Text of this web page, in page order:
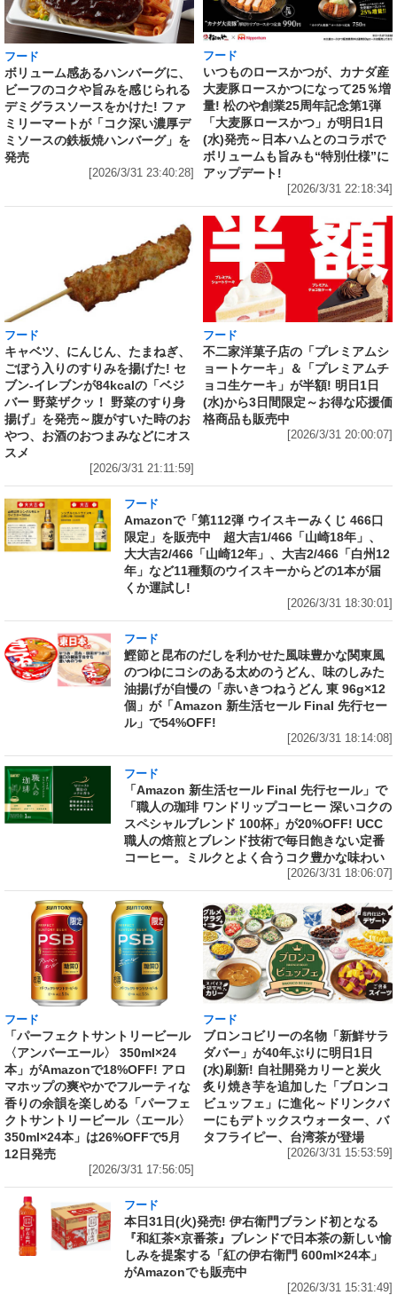
フード
ボリューム感あるハンバーグに、
ビーフのコクや旨みを感じられる
デミグラスソースをかけた! ファ
ミリーマートが「コク深い濃厚デ
ミソースの鉄板焼ハンバーグ」を
発売
[2026/3/31 23:40:28]
フード
いつものロースかつが、カナダ産
大麦豚ロースかつになって25％増
量! 松のや創業25周年記念第1弾
「大麦豚ロースかつ」が明日1日
(水)発売～日本ハムとのコラボで
ボリュームも旨みも“特別仕様”に
アップデート!
[2026/3/31 22:18:34]
フード
キャベツ、にんじん、たまねぎ、
ごぼう入りのすりみを揚げた! セ
ブン‐イレブンが84kcalの「ベジ
バー 野菜ザクッ！ 野菜のすり身
揚げ」を発売～腹がすいた時のお
やつ、お酒のおつまみなどにオス
スメ
[2026/3/31 21:11:59]
フード
不二家洋菓子店の「プレミアムシ
ョートケーキ」＆「プレミアムチ
ョコ生ケーキ」が半額! 明日1日
(水)から3日間限定～お得な応援価
格商品も販売中
[2026/3/31 20:00:07]
フード
Amazonで「第112弾 ウイスキーみくじ 466口
限定」を販売中 超大吉1/466「山崎18年」、
大大吉2/466「山崎12年」、大吉2/466「白州12
年」など11種類のウイスキーからどの1本が届
くか運試し!
[2026/3/31 18:30:01]
フード
鰹節と昆布のだしを利かせた風味豊かな関東風
のつゆにコシのある太めのうどん、味のしみた
油揚げが自慢の「赤いきつねうどん 東 96g×12
個」が「Amazon 新生活セール Final 先行セー
ル」で54%OFF!
[2026/3/31 18:14:08]
フード
「Amazon 新生活セール Final 先行セール」で
「職人の珈琲 ワンドリップコーヒー 深いコクの
スペシャルブレンド 100杯」が20%OFF! UCC
職人の焙煎とブレンド技術で毎日飽きない定番
コーヒー。ミルクとよく合うコク豊かな味わい
[2026/3/31 18:06:07]
フード
「パーフェクトサントリービール
〈アンバーエール〉 350ml×24
本」がAmazonで18%OFF! アロ
マホップの爽やかでフルーティな
香りの余韻を楽しめる「パーフェ
クトサントリービール〈エール〉
350ml×24本」は26%OFFで5月
12日発売
[2026/3/31 17:56:05]
フード
ブロンコビリーの名物「新鮮サラ
ダバー」が40年ぶりに明日1日
(水)刷新! 自社開発カリーと炭火
炙り焼き芋を追加した「ブロンコ
ビュッフェ」に進化～ドリンクバ
ーにもデトックスウォーター、バ
タフライピー、台湾茶が登場
[2026/3/31 15:53:59]
フード
本日31日(火)発売! 伊右衛門ブランド初となる
『和紅茶×京番茶』ブレンドで日本茶の新しい愉
しみを提案する「紅の伊右衛門 600ml×24本」
がAmazonでも販売中
[2026/3/31 15:31:49]